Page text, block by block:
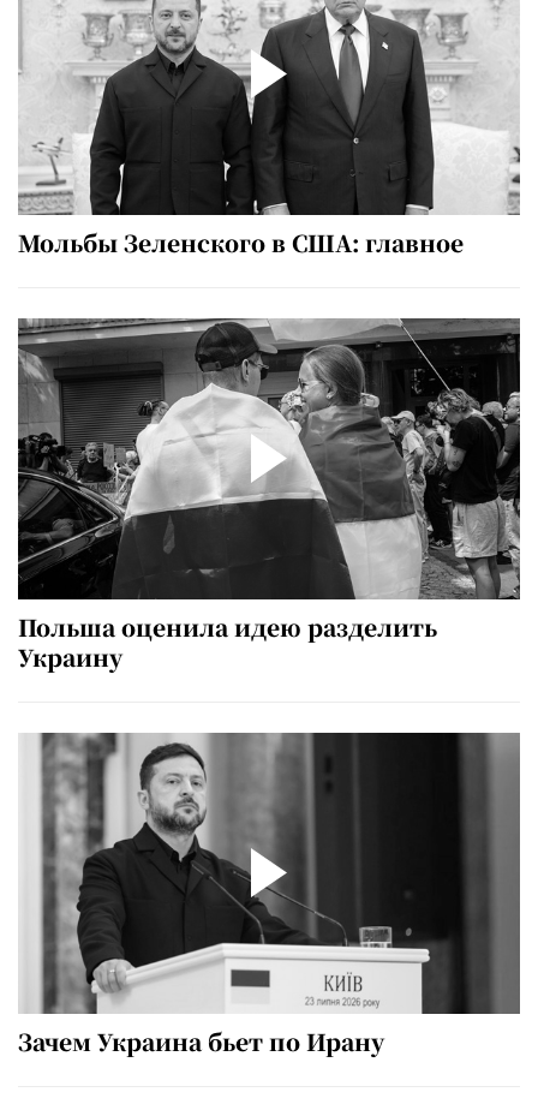
Мольбы Зеленского в США: главное
Польша оценила идею разделить
Украину
Зачем Украина бьет по Ирану